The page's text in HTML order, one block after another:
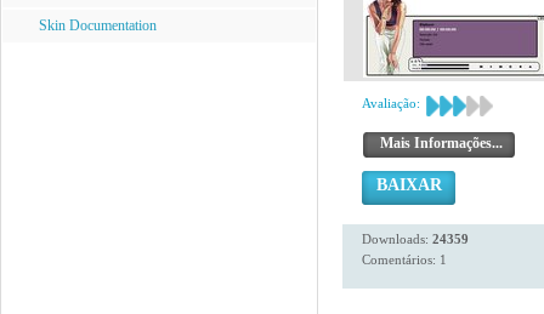
Skin Documentation
Avaliação:
Mais Informações...
BAIXAR
Downloads: 24359
Comentários: 1